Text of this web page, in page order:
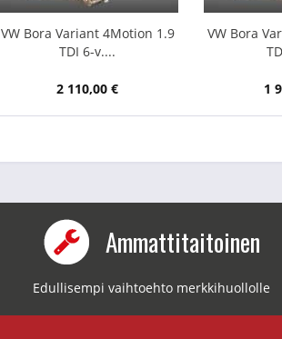
VW Bora Variant 4Motion 1.9
TDI 6-v....
2 110,00 €
VW Bora
1
Ammattitaitoinen
Edullisempi vaihtoehto merkkihuollolle